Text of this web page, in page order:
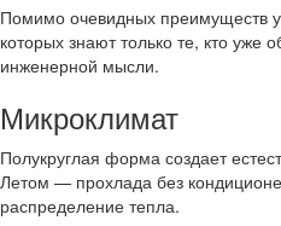
Помимо очевидных преимуществ
которых знают только те, кто уже
инженерной мысли.
Микроклимат
Полукруглая форма создает
Летом — прохлада без
распределение тепла.